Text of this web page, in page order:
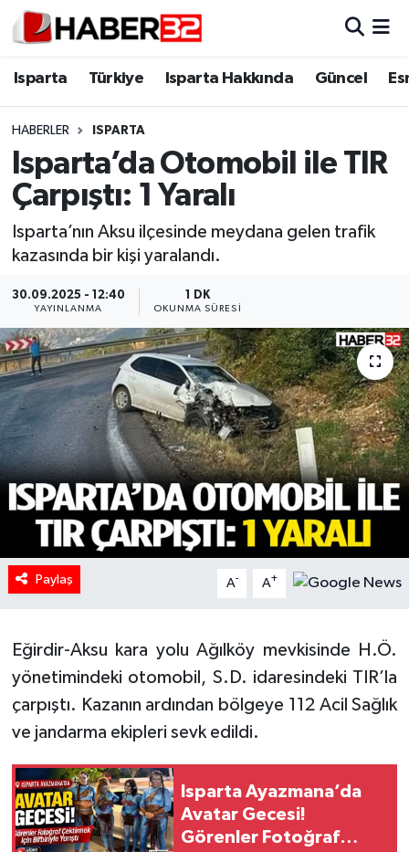
Isparta Türkiye Isparta Hakkında Güncel
HABERLER ISPARTA
Isparta’da Otomobil ile TIR
Çarpıştı: 1 Yaralı
Isparta’nın Aksu ilçesinde meydana gelen trafik
kazasında bir kişi yaralandı.
30.09.2025 - 12:40
YAYINLANMA
1 DK
OKUNMA SÜRESI
Paylaş A- A+
Eğirdir-Aksu kara yolu Ağılköy mevkisinde H.Ö.
yönetimindeki otomobil, S.D. idaresindeki TIR’la
çarpıştı. Kazanın ardından bölgeye 112 Acil Sağlık
ve jandarma ekipleri sevk edildi.
Isparta Ayazmana’da
Avatar Gecesi!
Görenler Fotoğraf
Isparta
Esnaf Diyor ki;
ASAYİŞ
BİLİM VE TEKNOLOJİ
EĞİTİM
GENEL
Güncel
HABERDE İNSAN
İlginç
KÜLTÜR SANAT
MAGAZİN
POLİTİKA
SAĞLIK
Spor
Isparta Nöbetçi Eczaneler
Isparta Trafik Yoğunluk Haritası
Süper Lig Puan Durumu ve Fikstür
Tüm Manşetler
Son Dakika Haberleri
Haber Arşivi